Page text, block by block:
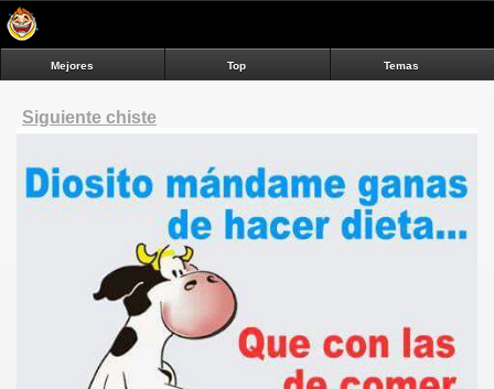
Mejores Top Temas
Siguiente chiste